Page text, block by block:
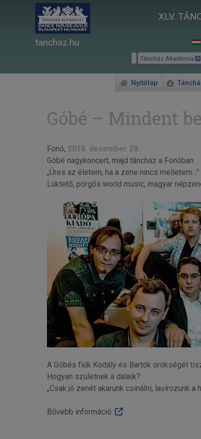
XLV.
tanchaz.hu
Táncház Akadémia
Nyitólap
Góbé – Mindent
Fonó, 2018. december 28.
Góbé nagykoncert, majd táncház a Fonóban.
„Üres az életem, ha a zene nincs melletem...”
Lüktető, pörgős world music, magyar
A Góbés fiúk Kodály és Bartók örökségét
Hogyan születnek a dalaik?
„Csak jó zenét akarunk csinálni, lavírozunk
Bővebb információ: